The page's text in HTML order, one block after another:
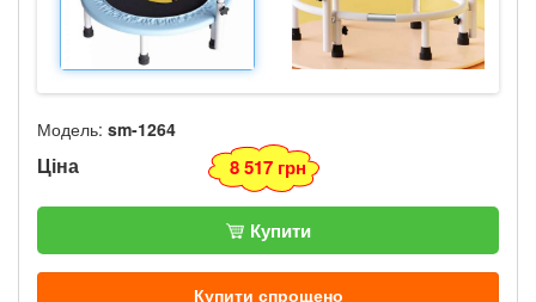
Модель: sm-1264
Ціна 8 517 грн
Купити
Купити спрощено